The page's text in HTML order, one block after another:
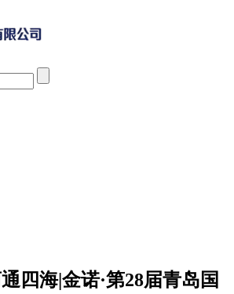
四海|金诺·第28届青岛国